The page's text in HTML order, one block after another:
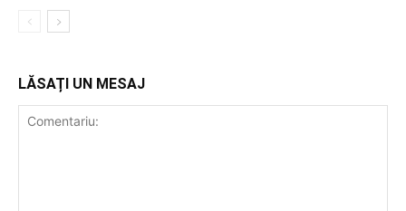
LĂSAȚI UN MESAJ